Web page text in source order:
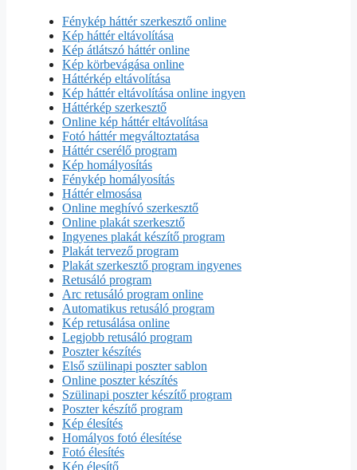
Fénykép háttér szerkesztő online
Kép háttér eltávolítása
Kép átlátszó háttér online
Kép körbevágása online
Háttérkép eltávolítása
Kép háttér eltávolítása online ingyen
Háttérkép szerkesztő
Online kép háttér eltávolítása
Fotó háttér megváltoztatása
Háttér cserélő program
Kép homályosítás
Fénykép homályosítás
Háttér elmosása
Online meghívó szerkesztő
Online plakát szerkesztő
Ingyenes plakát készítő program
Plakát tervező program
Plakát szerkesztő program ingyenes
Retusáló program
Arc retusáló program online
Automatikus retusáló program
Kép retusálása online
Legjobb retusáló program
Poszter készítés
Első szülinapi poszter sablon
Online poszter készítés
Szülinapi poszter készítő program
Poszter készítő program
Kép élesítés
Homályos fotó élesítése
Fotó élesítés
Kép élesítő